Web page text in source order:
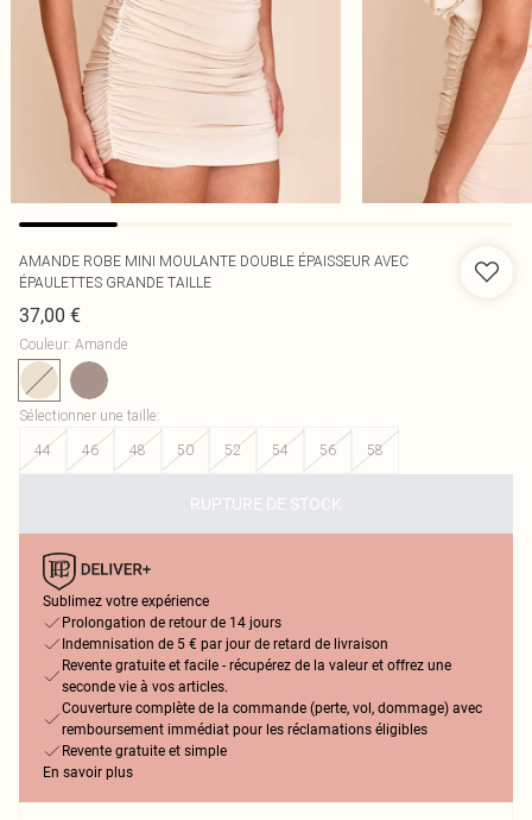
AMANDE ROBE MINI MOULANTE DOUBLE ÉPAISSEUR AVEC
ÉPAULETTES GRANDE TAILLE
37,00 €
Couleur: Amande
Sélectionner une taille:
44
46 48 50 52 54 56 58
RUPTURE DE STOCK
Sublimez votre expérience
Prolongation de retour de 14 jours
Indemnisation de 5 € par jour de retard de livraison
Revente gratuite et facile - récupérez de la valeur et offrez une
seconde vie à vos articles.
Couverture complète de la commande (perte, vol, dommage) avec
remboursement immédiat pour les réclamations éligibles
Revente gratuite et simple
En savoir plus